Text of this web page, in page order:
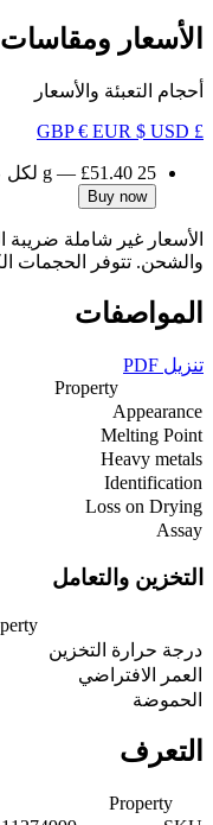
الأسعار ومقاسات
أحجام التعبئة والأسعار
£ GBP
€ EUR $ USD
25 g
— £51.40 لكل
Buy now
الأسعار غير شاملة ضريبة
والشحن. تتوفر الحجمات
المواصفات
تنزيل PDF
Property
Appearance
Melting Point
Heavy metals
Identification
Loss on Drying
Assay
التخزين والتعامل
درجة حرارة التخزين
العمر الافتراضي
الحموضة
التعرف
Property